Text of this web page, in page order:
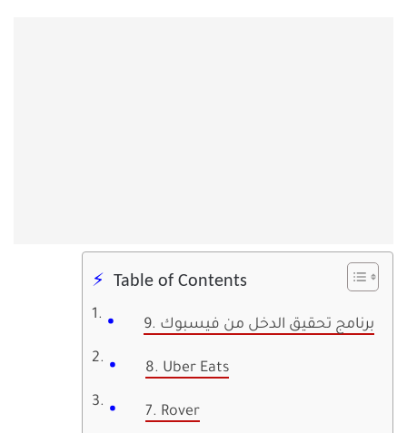
Table of Contents
9. برنامج تحقيق الدخل من فيسبوك
8. Uber Eats
7. Rover